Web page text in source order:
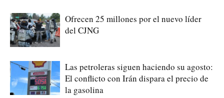
Ofrecen 25 millones por el nuevo líder
del CJNG
Las petroleras siguen haciendo su agosto:
El conflicto con Irán dispara el precio de
la gasolina